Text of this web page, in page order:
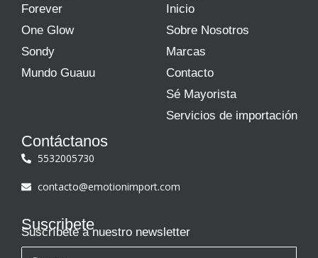
Forever
One Glow
Sondy
Mundo Guauu
Inicio
Sobre Nosotros
Marcas
Contacto
Sé Mayorista
Servicios de importación
Contáctanos
5532005730
contacto@emotionimport.com
Suscribete
Suscríbete a nuestro newsletter